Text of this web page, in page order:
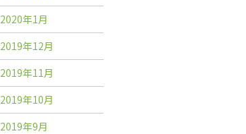
2020年1月
2019年12月
2019年11月
2019年10月
2019年9月